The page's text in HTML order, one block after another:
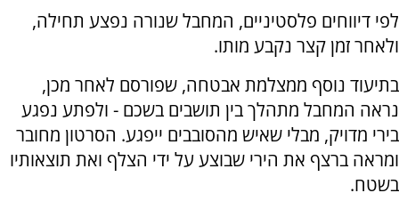
לפי דיווחים פלסטיניים, המחבל שנורה נפצע תחילה,
ולאחר זמן קצר נקבע מותו.
בתיעוד נוסף ממצלמת אבטחה, שפורסם לאחר מכן,
נראה המחבל מתהלך בין תושבים בשכם - ולפתע נפגע
בירי מדויק, מבלי שאיש מהסובבים ייפגע. הסרטון מחובר
ומראה ברצף את הירי שבוצע על ידי הצלף ואת תוצאותיו
בשטח.